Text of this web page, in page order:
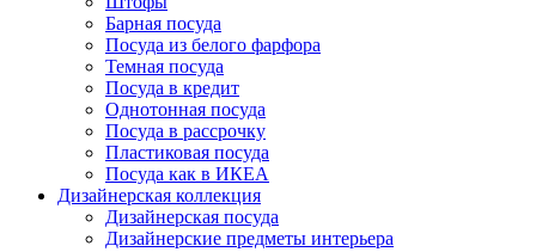
Барная посуда
Посуда из белого фарфора
Темная посуда
Посуда в кредит
Однотонная посуда
Посуда в рассрочку
Пластиковая посуда
Посуда как в ИКЕА
Дизайнерская коллекция
Дизайнерская посуда
Дизайнерские предметы интерьера